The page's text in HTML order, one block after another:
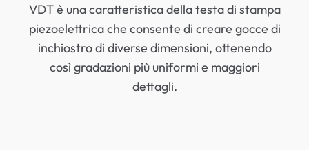
VDT è una caratteristica della testa di stampa
piezoelettrica che consente di creare gocce di
inchiostro di diverse dimensioni, ottenendo
così gradazioni più uniformi e maggiori
dettagli.